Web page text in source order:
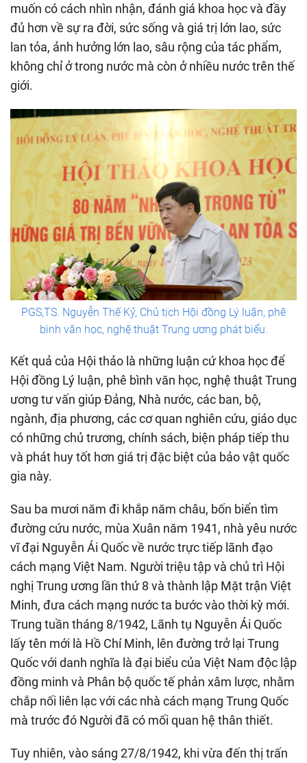
muốn có cách nhìn nhận, đánh giá khoa học và đầy
đủ hơn về sự ra đời, sức sống và giá trị lớn lao, sức
lan tỏa, ảnh hưởng lớn lao, sâu rộng của tác phẩm,
không chỉ ở trong nước mà còn ở nhiều nước trên thế
giới.
PGS,TS. Nguyễn Thế Kỷ, Chủ tịch Hội đồng Lý luận, phê
bình văn học, nghệ thuật Trung ương phát biểu.
Kết quả của Hội thảo là những luận cứ khoa học để
Hội đồng Lý luận, phê bình văn học, nghệ thuật Trung
ương tư vấn giúp Đảng, Nhà nước, các ban, bộ,
ngành, địa phương, các cơ quan nghiên cứu, giáo dục
có những chủ trương, chính sách, biện pháp tiếp thu
và phát huy tốt hơn giá trị đặc biệt của bảo vật quốc
gia này.
Sau ba mươi năm đi khắp năm châu, bốn biển tìm
đường cứu nước, mùa Xuân năm 1941, nhà yêu nước
vĩ đại Nguyễn Ái Quốc về nước trực tiếp lãnh đạo
cách mạng Việt Nam. Người triệu tập và chủ trì Hội
nghị Trung ương lần thứ 8 và thành lập Mặt trận Việt
Minh, đưa cách mạng nước ta bước vào thời kỳ mới.
Trung tuần tháng 8/1942, Lãnh tụ Nguyễn Ái Quốc
lấy tên mới là Hồ Chí Minh, lên đường trở lại Trung
Quốc với danh nghĩa là đại biểu của Việt Nam độc lập
đồng minh và Phân bộ quốc tế phản xâm lược, nhằm
chắp nối liên lạc với các nhà cách mạng Trung Quốc
mà trước đó Người đã có mối quan hệ thân thiết.
Tuy nhiên, vào sáng 27/8/1942, khi vừa đến thị trấn